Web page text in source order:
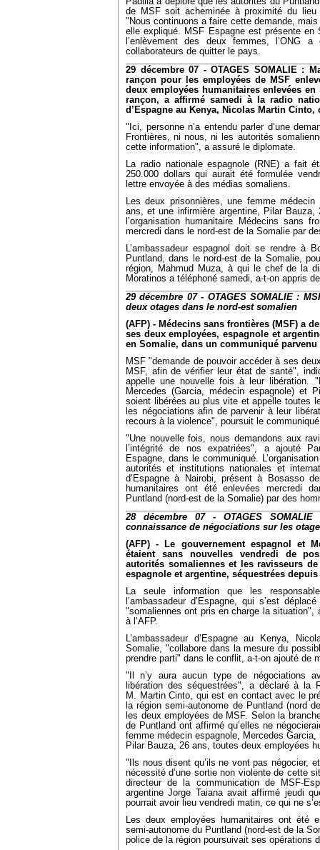
de MSF soit acheminée à proximité du
"Nous continuons a faire cette demande,
elle expliqué. MSF Espagne est présente en
l’enlèvement des deux femmes, l’ONG
collaborateurs de quitter le pays.
29 décembre 07 - OTAGES SOMALIE :
rançon pour les employées de MSF
deux employées humanitaires enlevées
rançon, a affirmé samedi à la radio
d’Espagne au Kenya, Nicolas Martin
"Ici, personne n’a entendu parler d’une
Frontières, ni nous, ni les autorités
cette information", a assuré le diplomate.
La radio nationale espagnole (RNE) a fait
250.000 dollars qui aurait été formulée
lettre envoyée à des médias somaliens.
Les deux prisonnières, une femme
ans, et une infirmière argentine, Pilar
l’organisation humanitaire Médecins sans
mercredi dans le nord-est de la Somalie par
L’ambassadeur espagnol doit se rendre à
Puntland, dans le nord-est de la Somalie,
région, Mahmud Muza, à qui le chef de la
Moratinos a téléphoné samedi, a-t-on appris
29 décembre 07 - OTAGES SOMALIE :
deux otages dans le nord-est somalien
(AFP) - Médecins sans frontières (MSF) a
ses deux employées, espagnole et
en Somalie, dans un communiqué parvenu
MSF "demande de pouvoir accéder à ses
MSF, afin de vérifier leur état de santé",
appelle une nouvelle fois à leur libération.
Mercedes (Garcia, médecin espagnole) et
soient libérées au plus vite et appelle toutes
les négociations afin de parvenir à leur
recours à la violence", poursuit le
"Une nouvelle fois, nous demandons aux
l’intégrité de nos expatriées", a ajouté
Espagne, dans le communiqué.
autorités et institutions nationales et
d’Espagne à Nairobi, présent à Bosasso
humanitaires ont été enlevées mercredi
Puntland (nord-est de la Somalie) par des
28 décembre 07 - OTAGES
connaissance de négociations sur les
(AFP) - Le gouvernement espagnol et
étaient sans nouvelles vendredi de
autorités somaliennes et les ravisseurs
espagnole et argentine, séquestrées
La seule information que les
l’ambassadeur d’Espagne, qui s’est
"somaliennes ont pris en charge la situation",
à l’AFP.
L’ambassadeur d’Espagne au Kenya,
Somalie, "collabore dans la mesure du
prendre parti" dans le conflit, a-t-on ajouté de
"Il n’y aura aucun type de négociations
libération des séquestrées", a déclaré à la
M. Martin Cinto, qui est en contact avec le
la région semi-autonome de Puntland (nord
les deux employées de MSF. Selon la
de Puntland ont affirmé qu’elles ne
femme médecin espagnole, Mercedes Garcia,
Pilar Bauza, 26 ans, toutes deux employées
"Ils nous disent qu’ils ne vont pas négocier,
nécessité d’une sortie non violente de cette
directeur de la communication de MSF-
argentine Jorge Taiana avait affirmé jeudi
pourrait avoir lieu vendredi matin, ce qui ne
Les deux employées humanitaires ont été
semi-autonome du Puntland (nord-est de la
police de la région poursuivait ses opérations